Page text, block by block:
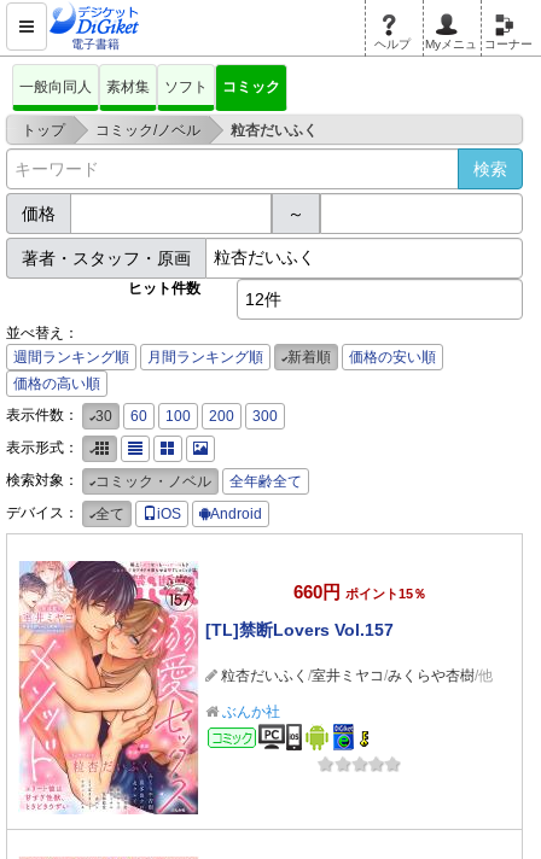
電子書籍 ヘルプ Myメニュ コーナー
一般向同人 素材集 ソフト コミック
トップ > コミック/ノベル > 粒杏だいふく
価格 ～
著者・スタッフ・原画
ヒット件数
12件
並べ替え：
週間ランキング順
月間ランキング順 新着順
価格の安い順
価格の高い順
表示件数：
30 60 100 200
300
表示形式：
検索対象：
コミック・ノベル
全年齢全て
デバイス：
全て iOS Android
660円 ポイント15％
[TL]禁断Lovers Vol.157
粒杏だいふく /室井ミヤコ/みくらや杏樹/他
ぶんか社
コミック